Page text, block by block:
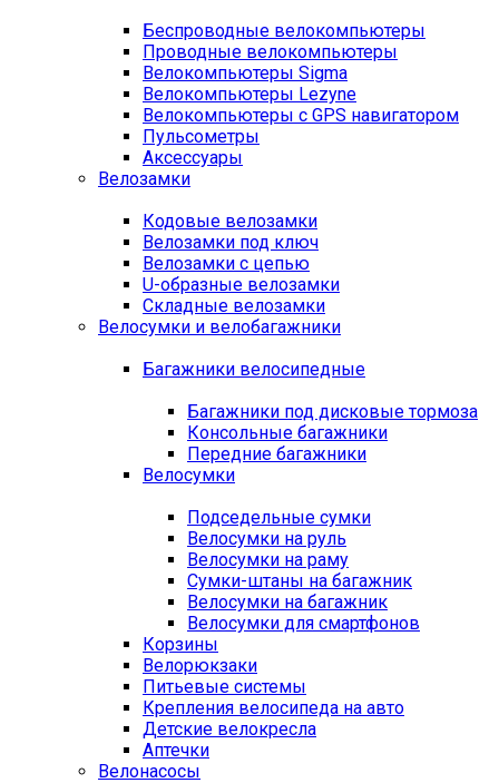
Беспроводные велокомпьютеры
Проводные велокомпьютеры
Велокомпьютеры Sigma
Велокомпьютеры Lezyne
Велокомпьютеры с GPS навигатором
Пульсометры
Аксессуары
Велозамки
Кодовые велозамки
Велозамки под ключ
Велозамки с цепью
U-образные велозамки
Складные велозамки
Велосумки и велобагажники
Багажники велосипедные
Багажники под дисковые тормоза
Консольные багажники
Передние багажники
Велосумки
Подседельные сумки
Велосумки на руль
Велосумки на раму
Сумки-штаны на багажник
Велосумки на багажник
Велосумки для смартфонов
Корзины
Велорюкзаки
Питьевые системы
Крепления велосипеда на авто
Детские велокресла
Аптечки
Велонасосы